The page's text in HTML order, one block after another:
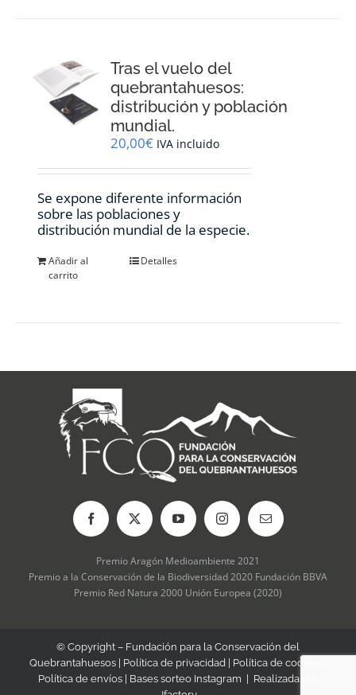
Tras el vuelo del
quebrantahuesos:
distribución y población
mundial.
20,00€ IVA incluido
Se expone diferente información
sobre las poblaciones y
distribución mundial de la especie.
Añadir al
carrito
Detalles
Premio Aragón Medioambiente 2021
Premio a la Conservación de la Biodiversidad 2020 Fundación BBVA
Premio Red Natura 2000 Unión Europea (2020)
© Copyright – Fundación para la Conservación del
Quebrantahuesos | Política de privacidad | Política de cookies
Política de envíos| Bases sorteo Instagram | Realizada por